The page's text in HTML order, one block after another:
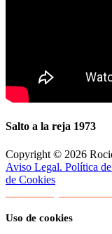
Salto a la reja 1973
Copyright © 2026
Aviso Legal. Política
de Cookies
Uso de cookies